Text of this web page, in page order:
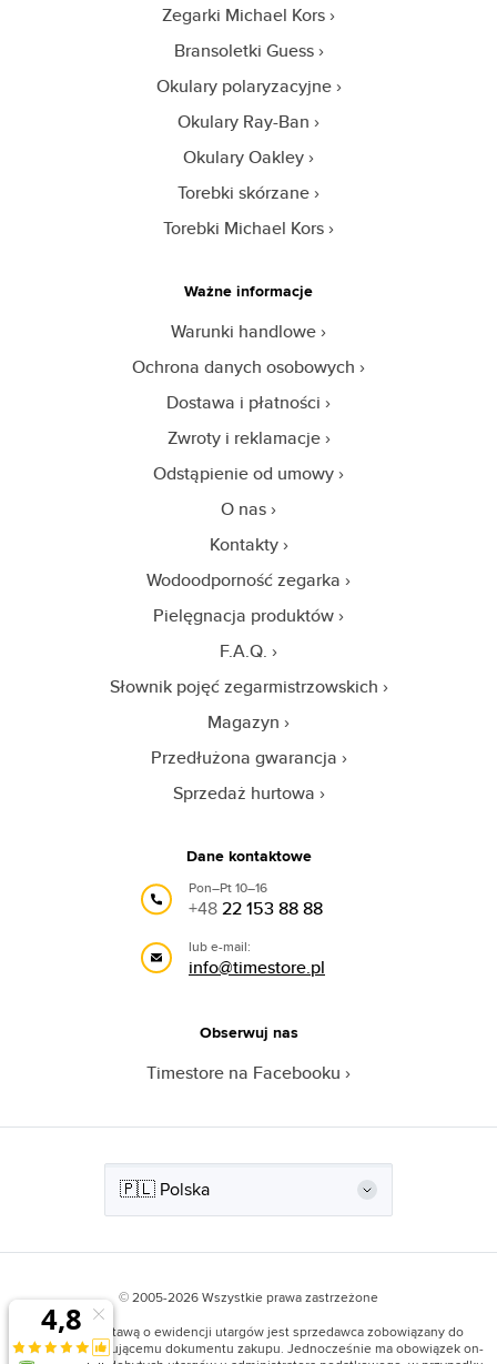
Zegarki Michael Kors
Bransoletki Guess
Okulary polaryzacyjne
Okulary Ray-Ban
Okulary Oakley
Torebki skórzane
Torebki Michael Kors
Ważne informacje
Warunki handlowe
Ochrona danych osobowych
Dostawa i płatności
Zwroty i reklamacje
Odstąpienie od umowy
O nas
Kontakty
Wodoodporność zegarka
Pielęgnacja produktów
F.A.Q.
Słownik pojęć zegarmistrzowskich
Magazyn
Przedłużona gwarancja
Sprzedaż hurtowa
Dane kontaktowe
Pon–Pt 10–16
+4822 153 88 88
lub e-mail:
info@timestore.pl
Obserwuj nas
Timestore na Facebooku
© 2005-2026 Wszystkie prawa zastrzeżone
Zgodnie z Ustawą o ewidencji utargów jest sprzedawca zobowiązany do
wystawiania kupującemu dokumentu zakupu. Jednocześnie ma obowiązek on-